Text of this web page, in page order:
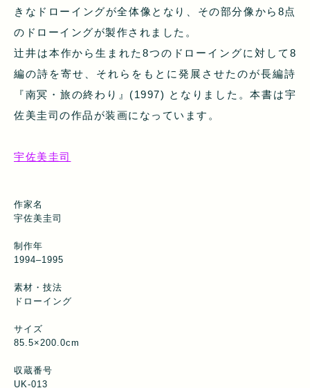
きなドローイングが全体像となり、その部分像から8点
のドローイングが製作されました。
辻井は本作から生まれた8つのドローイングに対して8
編の詩を寄せ、それらをもとに発展させたのが長編詩
『南冥・旅の終わり』(1997) となりました。本書は宇
佐美圭司の作品が装画になっています。
宇佐美圭司
作家名
宇佐美圭司
制作年
1994–1995
素材・技法
ドローイング
サイズ
85.5×200.0cm
収蔵番号
UK-013